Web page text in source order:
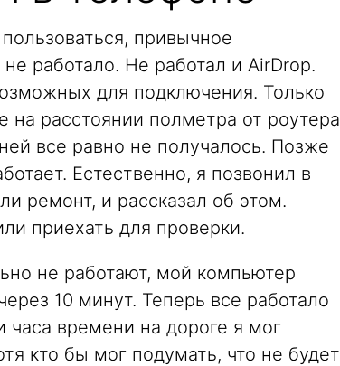
привычное
работало. Не работал и AirDrop.
для подключения. Только
на расстоянии полметра от роутера
все равно не получалось. Позже
Естественно, я позвонил в
ремонт, и рассказал об этом.
приехать для проверки.
не работают, мой компьютер
10 минут. Теперь все работало
часа времени на дороге я мог
кто бы мог подумать, что не будет